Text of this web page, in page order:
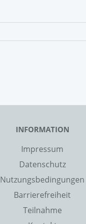
INFORMATION
Impressum
Datenschutz
Nutzungsbedingungen
Barrierefreiheit
Teilnahme